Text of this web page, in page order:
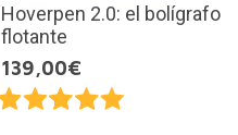
Hoverpen 2.0: el bolígrafo
flotante
139,00€